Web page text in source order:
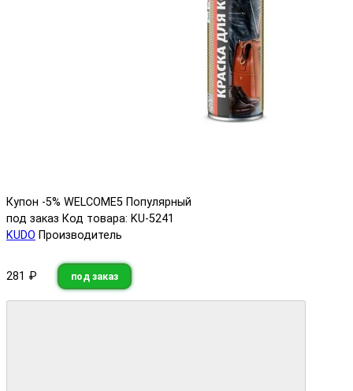
Купон -5% WELCOME5 Популярный
под заказ Код товара: KU-5241
KUDO Производитель
281 ₽ под заказ